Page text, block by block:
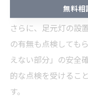
害物の存在がわかり
さらに、足元灯の設
の有無も点検しても
えない部分」の安全
的な点検を受けるこ
す。
無料相
無料相